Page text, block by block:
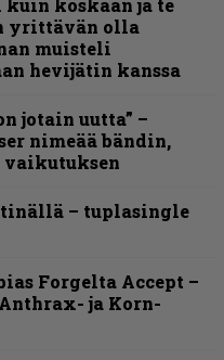
koskaan ja te
yrittävän olla
muisteli
hevijätin kanssa
jotain uutta” –
nimeää bändin,
– tuplasingle
Forgelta Accept –
ja Korn-